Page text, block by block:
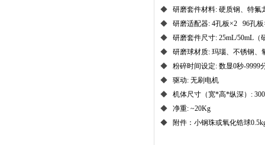
◆ 研磨套件材料: 硬质钢、特氟
◆ 研磨适配器: 4孔板×2 96孔板
◆ 研磨套件尺寸: 25mL/50mL（
◆ 研磨球材质: 玛瑙、不锈钢、
◆ 粉碎时间设定: 数显0秒-9999
◆ 驱动: 无刷电机
◆ 机体尺寸（宽*高*纵深）:
◆ 净重: ~20Kg
◆ 附件：小钢珠或氧化锆球